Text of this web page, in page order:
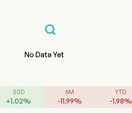
No Data Yet
30D
+1.02%
6M
-11.99%
YTD
-1.98%